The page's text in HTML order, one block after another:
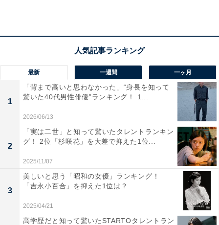
2位の「スイーツ・お菓子」と4位の「アイス」などの嗜
好品、2位の「缶詰・瓶詰・乾物」、5位の「惣菜・お弁
当」、6位の「レトルト・加工食品」など、食材を調理
すれば代替できる商品が並びました。
最新 一週間 一ヶ月
1
「背まで高いと思わなかった」“身長を知って
驚いた40代男性俳優”ランキング！ 1...
2026/06/13
2
「実は二世」と知って驚いたタレントランキン
グ！ 2位「杉咲花」を大差で抑えた1位...
2025/11/07
3
美しいと思う「昭和の女優」ランキング！
「吉永小百合」を抑えた1位は？
2025/04/21
高学歴だと知って驚いたSTARTOタレントラン